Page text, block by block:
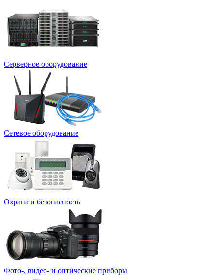
Серверное оборудование
Сетевое оборудование
Охрана и безопасность
Фото-, видео- и оптические приборы